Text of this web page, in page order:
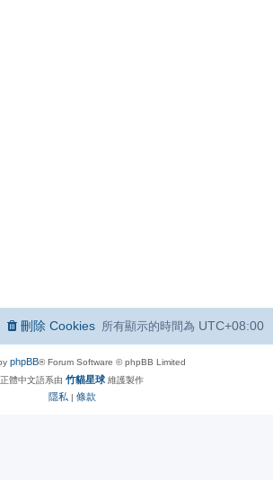
所有顯示的時間為 UTC+08:00
刪除 Cookies
phpBB® Forum Software © phpBB Limited
正體中文語系由 竹貓星球 維護製作
隱私 | 條款